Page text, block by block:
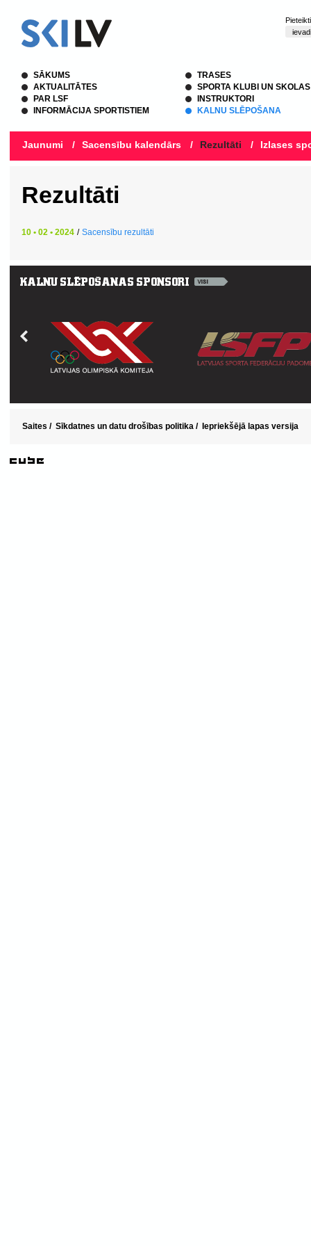
SĀKUMS
AKTUALITĀTES
PAR LSF
INFORMĀCIJA SPORTISTIEM
TRASES
SPORTA KLUBI UN SKOLAS
INSTRUKTORI
KALNU SLĒPOŠANA
Jaunumi / Sacensību kalendārs / Rezultāti / Izlases
Rezultāti
10 • 02 • 2024 / Sacensību rezultāti
Saites / Sīkdatnes un datu drošības politika / Iepriekšējā lapas versija